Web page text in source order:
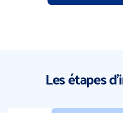
Les étapes